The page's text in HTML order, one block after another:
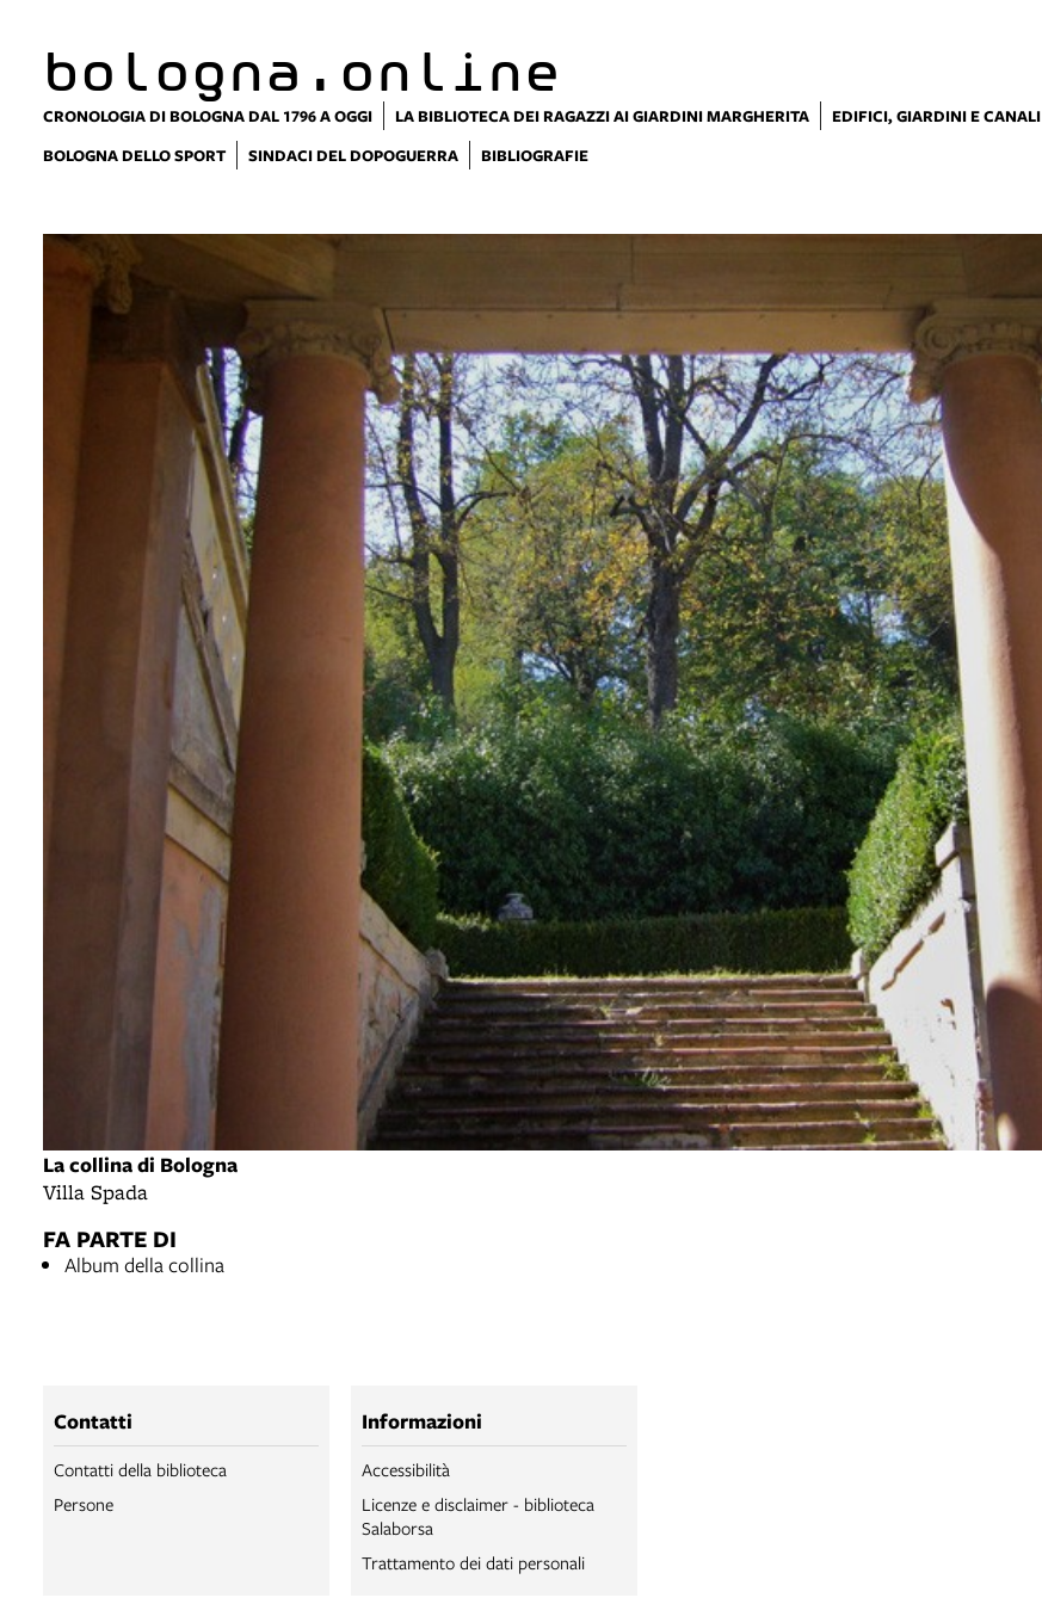
bologna.online
CRONOLOGIA DI BOLOGNA DAL 1796 A OGGI LA BIBLIOTECA DEI RAGAZZI AI GIARDINI MARGHERITA EDIFICI, GIARDINI E CANALI
BOLOGNA DELLO SPORT
SINDACI DEL DOPOGUERRA BIBLIOGRAFIE
La collina di Bologna
Villa Spada
FA PARTE DI
Album della collina
Contatti
Contatti della biblioteca
Persone
Informazioni
Accessibilità
Licenze e disclaimer - biblioteca
Salaborsa
Trattamento dei dati personali